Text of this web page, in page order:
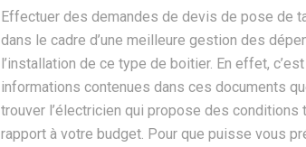
Effectuer des demandes de devis de pose de
dans le cadre d’une meilleure gestion des
l’installation de ce type de boitier. En effet,
informations contenues dans ces documents
trouver l’électricien qui propose des
rapport à votre budget. Pour que puisse vous